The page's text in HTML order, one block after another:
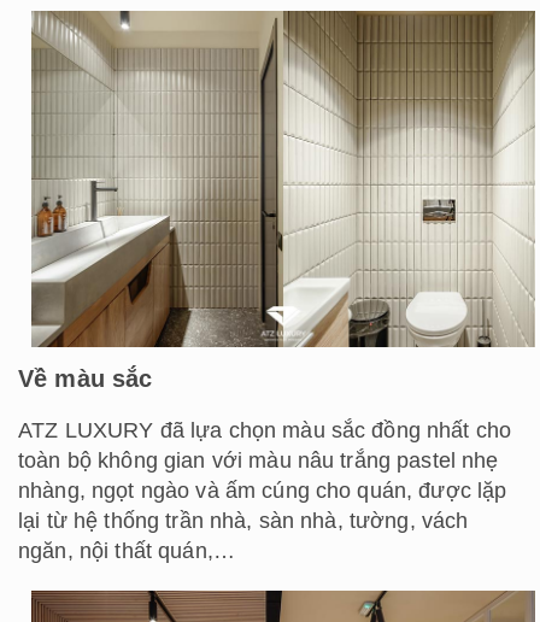
Về màu sắc
ATZ LUXURY đã lựa chọn màu sắc đồng nhất cho
toàn bộ không gian với màu nâu trắng pastel nhẹ
nhàng, ngọt ngào và ấm cúng cho quán, được lặp
lại từ hệ thống trần nhà, sàn nhà, tường, vách
ngăn, nội thất quán,…